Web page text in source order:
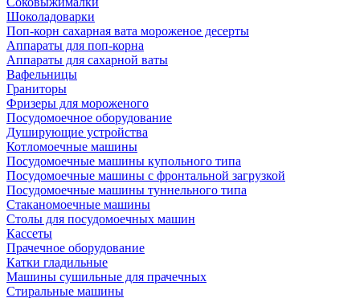
Шоколадоварки
Поп-корн сахарная вата мороженое десерты
Аппараты для поп-корна
Аппараты для сахарной ваты
Вафельницы
Граниторы
Фризеры для мороженого
Посудомоечное оборудование
Душирующие устройства
Котломоечные машины
Посудомоечные машины купольного типа
Посудомоечные машины с фронтальной загрузкой
Посудомоечные машины туннельного типа
Стаканомоечные машины
Столы для посудомоечных машин
Кассеты
Прачечное оборудование
Катки гладильные
Машины сушильные для прачечных
Стиральные машины